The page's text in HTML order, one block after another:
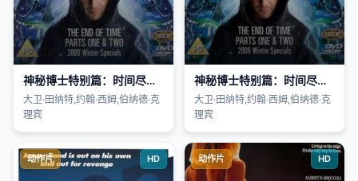
神秘博士特别篇：时间尽头(上)
大卫·田纳特,约翰·西姆,伯纳德·克
理宾
神秘博士特别篇：时间尽头(下)
大卫·田纳特,约翰·西姆,伯纳德·克
理宾
动作片 HD 动作片 HD